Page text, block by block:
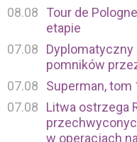
08.08
Tour de
etapie
07.08
pomników
07.08
Superman, tom
07.08
Litwa ostrzega
w operacjach